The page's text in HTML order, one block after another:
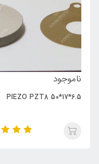
ناموجود
PIEZO PZT8 50*17*6.5